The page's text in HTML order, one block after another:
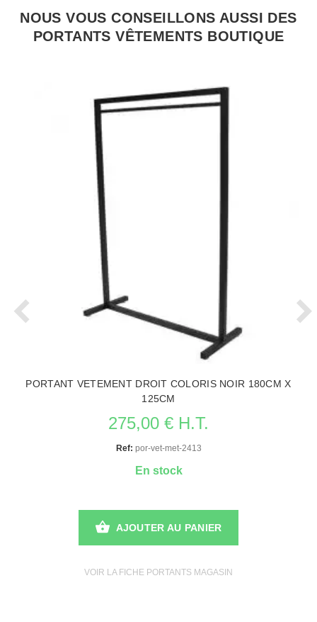
NOUS VOUS CONSEILLONS AUSSI DES
PORTANTS VÊTEMENTS BOUTIQUE
PORTANT VETEMENT DROIT COLORIS NOIR 180CM X
125CM
275,00 € H.T.
Ref: por-vet-met-2413
En stock
AJOUTER AU PANIER
VOIR LA FICHE PORTANTS MAGASIN